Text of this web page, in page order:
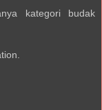
kategori budak